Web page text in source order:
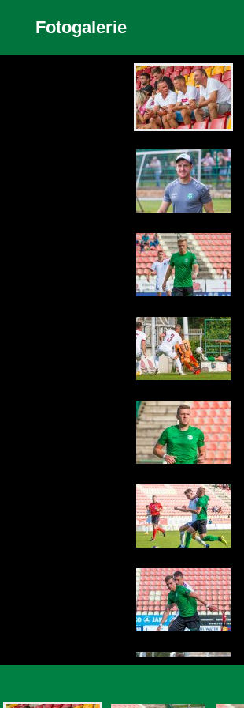
Zobrazit galerii
Fotogalerie
© Jan Vostrý